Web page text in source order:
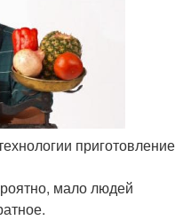
приготовление
мало людей